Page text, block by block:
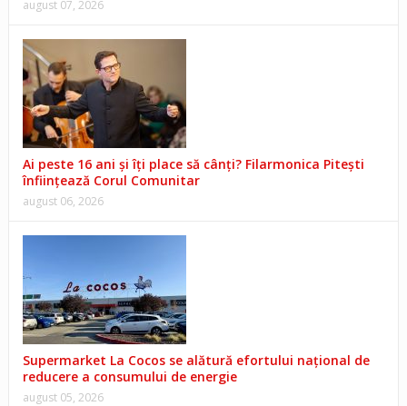
august 07, 2026
Ai peste 16 ani și îți place să cânți? Filarmonica Pitești
înființează Corul Comunitar
august 06, 2026
Supermarket La Cocos se alătură efortului național de
reducere a consumului de energie
august 05, 2026